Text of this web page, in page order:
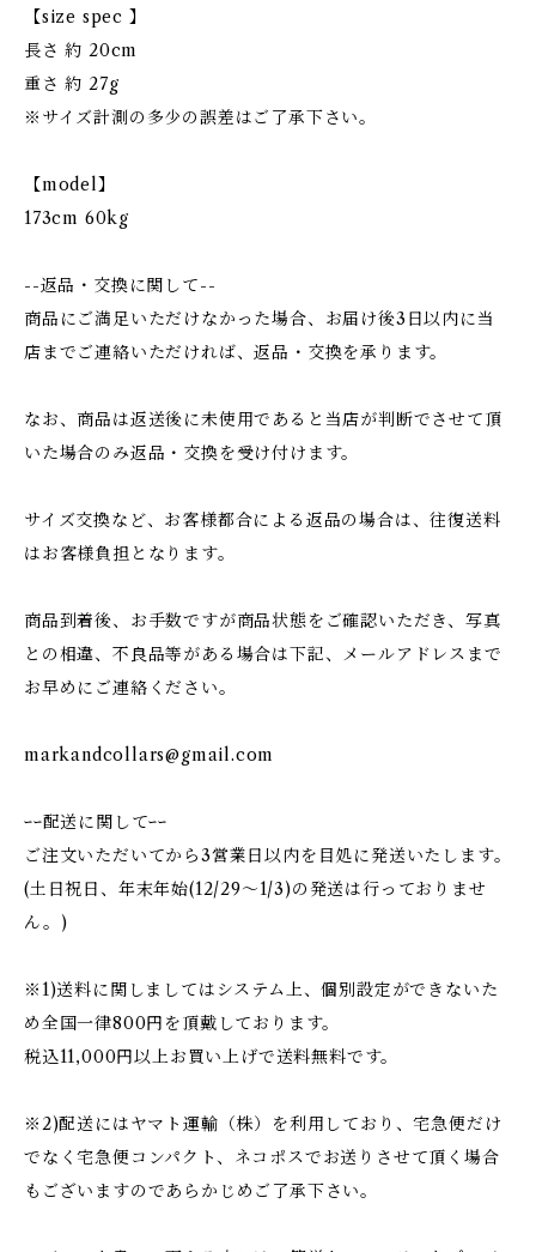
【size spec 】
長さ 約 20cm
重さ 約 27g
※サイズ計測の多少の誤差はご了承下さい。
【model】
173cm 60kg
--返品・交換に関して--
商品にご満足いただけなかった場合、お届け後3日以内に当
店までご連絡いただければ、返品・交換を承ります。
なお、商品は返送後に未使用であると当店が判断でさせて頂
いた場合のみ返品・交換を受け付けます。
サイズ交換など、お客様都合による返品の場合は、往復送料
はお客様負担となります。
商品到着後、お手数ですが商品状態をご確認いただき、写真
との相違、不良品等がある場合は下記、メールアドレスまで
お早めにご連絡ください。
markandcollars@gmail.com
ｰｰ配送に関してｰｰ
ご注文いただいてから3営業日以内を目処に発送いたします。
(土日祝日、年末年始(12/29〜1/3)の発送は行っておりませ
ん。)
※1)送料に関しましてはシステム上、個別設定ができないた
め全国一律800円を頂戴しております。
税込11,000円以上お買い上げで送料無料です。
※2)配送にはヤマト運輸（株）を利用しており、宅急便だけ
でなく宅急便コンパクト、ネコポスでお送りさせて頂く場合
もございますのであらかじめご了承下さい。